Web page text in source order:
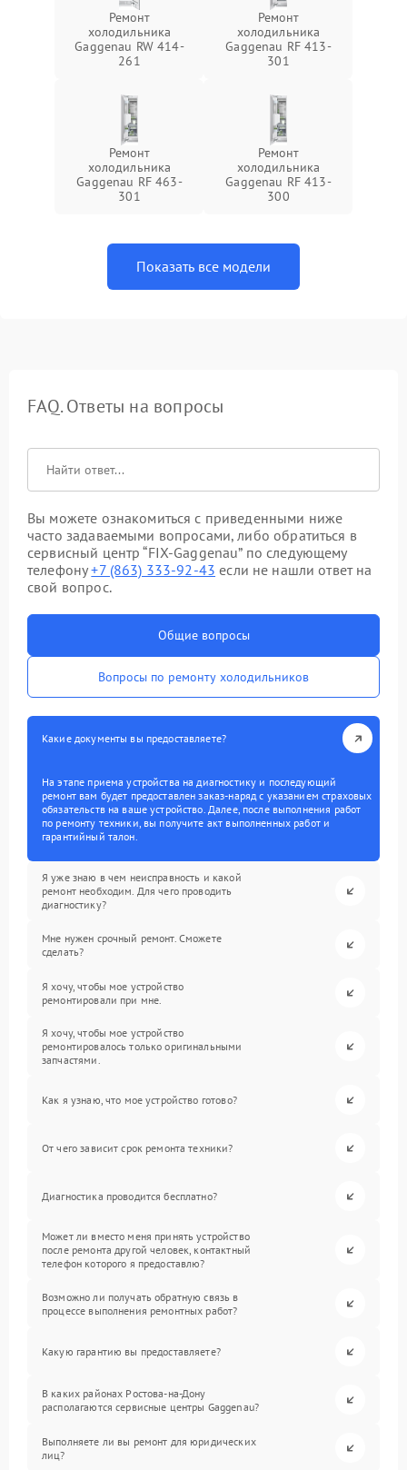
Ремонт
холодильника
Gaggenau RW 414-
261
Ремонт
холодильника
Gaggenau RF 413-
301
Ремонт
холодильника
Gaggenau RF 463-
301
Ремонт
холодильника
Gaggenau RF 413-
300
Показать все модели
FAQ. Ответы на вопросы
Вы можете ознакомиться с приведенными ниже
часто задаваемыми вопросами, либо обратиться в
сервисный центр “FIX-Gaggenau” по следующему
телефону+7 (863) 333-92-43 если не нашли ответ на
свой вопрос.
Общие вопросы
Вопросы по ремонту холодильников
Какие документы вы предоставляете?
На этапе приема устройства на диагностику и последующий
ремонт вам будет предоставлен заказ-наряд с указанием страховых
обязательств на ваше устройство. Далее, после выполнения работ
по ремонту техники, вы получите акт выполненных работ и
гарантийный талон.
Я уже знаю в чем неисправность и какой
ремонт необходим. Для чего проводить
диагностику?
Мне нужен срочный ремонт. Сможете
сделать?
Я хочу, чтобы мое устройство
ремонтировали при мне.
Я хочу, чтобы мое устройство
ремонтировалось только оригинальными
запчастями.
Как я узнаю, что мое устройство готово?
От чего зависит срок ремонта техники?
Диагностика проводится бесплатно?
Может ли вместо меня принять устройство
после ремонта другой человек, контактный
телефон которого я предоставлю?
Возможно ли получать обратную связь в
процессе выполнения ремонтных работ?
Какую гарантию вы предоставляете?
В каких районах Ростова-на-Дону
располагаются сервисные центры Gaggenau?
Выполняете ли вы ремонт для юридических
лиц?